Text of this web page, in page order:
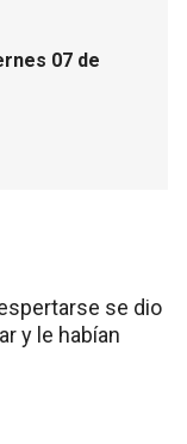
07 de
se dio
y le habían